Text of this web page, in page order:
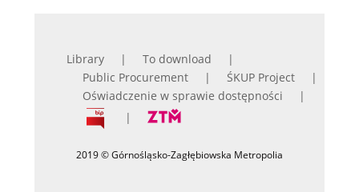
Library
To download
Public Procurement
ŚKUP Project
Oświadczenie w sprawie dostępności
2019 © Górnośląsko-Zagłębiowska Metropolia